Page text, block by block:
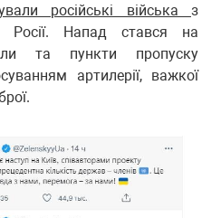
російські війська з
Росії. Напад стався на
та пункти пропуску
артилерії, важкої